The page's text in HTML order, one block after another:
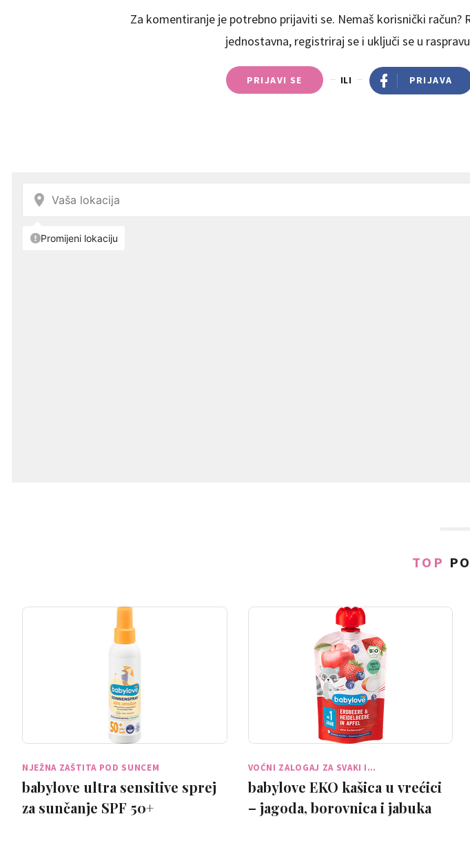
Za komentiranje je potrebno prijaviti se. Nemaš korisnički račun?
jednostavna, registriraj se i uključi se u
PRIJAVI SE ILI PRIJAVA
TOP
NJEŽNA ZAŠTITA POD SUNCEM
babylove ultra sensitive sprej
za sunčanje SPF 50+
VOĆNI ZALOGAJ ZA SVAKI I…
babylove EKO kašica u vrećici
– jagoda, borovnica i jabuka